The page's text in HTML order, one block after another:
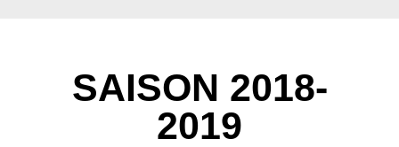
SAISON 2018-
2019